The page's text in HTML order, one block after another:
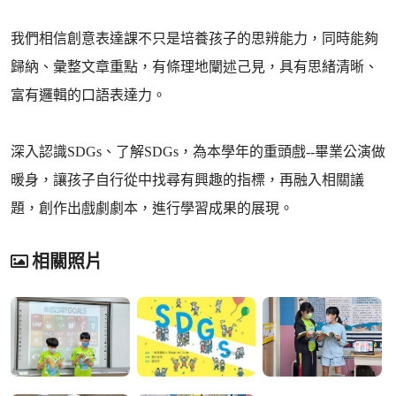
我們相信創意表達課不只是培養孩子的思辨能力，同時能夠
歸納、彙整文章重點，有條理地闡述己見，具有思緒清晰、
富有邏輯的口語表達力。
深入認識SDGs、了解SDGs，為本學年的重頭戲--畢業公演做
暖身，讓孩子自行從中找尋有興趣的指標，再融入相關議
題，創作出戲劇劇本，進行學習成果的展現。
相關照片